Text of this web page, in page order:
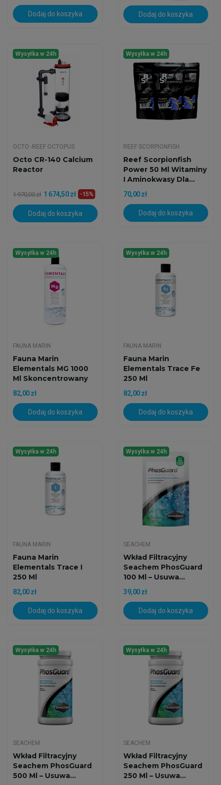
Dodaj do koszyka Dodaj do koszyka
Wysyłka w 24h
OCTO -REEF OCTOPUS
Octo CR-140 Calcium
Reactor
1 970,00 zł 1 674,50 zł -15%
Dodaj do koszyka
Wysyłka w 24h
REEF SCORPIONFISH
Reef Scorpionfish
Power 50 Ml Witaminy
I Aminokwasy Dla...
70,00 zł
Dodaj do koszyka
Wysyłka w 24h
FAUNA MARIN
Fauna Marin
Elementals MG 1000
Ml Skoncentrowany
Magnez O...
82,00 zł
Dodaj do koszyka
Wysyłka w 24h
FAUNA MARIN
Fauna Marin
Elementals Trace Fe
250 Ml
Skoncentrowane...
82,00 zł
Dodaj do koszyka
Wysyłka w 24h
FAUNA MARIN
Fauna Marin
Elementals Trace I
250 Ml
Skoncentrowany
Jod...
82,00 zł
Dodaj do koszyka
Wysyłka w 24h
SEACHEM
Wkład Filtracyjny
Seachem PhosGuard
100 Ml – Usuwa...
39,00 zł
Dodaj do koszyka
Wysyłka w 24h
SEACHEM
Wkład Filtracyjny
Seachem PhosGuard
500 Ml – Usuwa...
Wysyłka w 24h
SEACHEM
Wkład Filtracyjny
Seachem PhosGuard
250 Ml – Usuwa...